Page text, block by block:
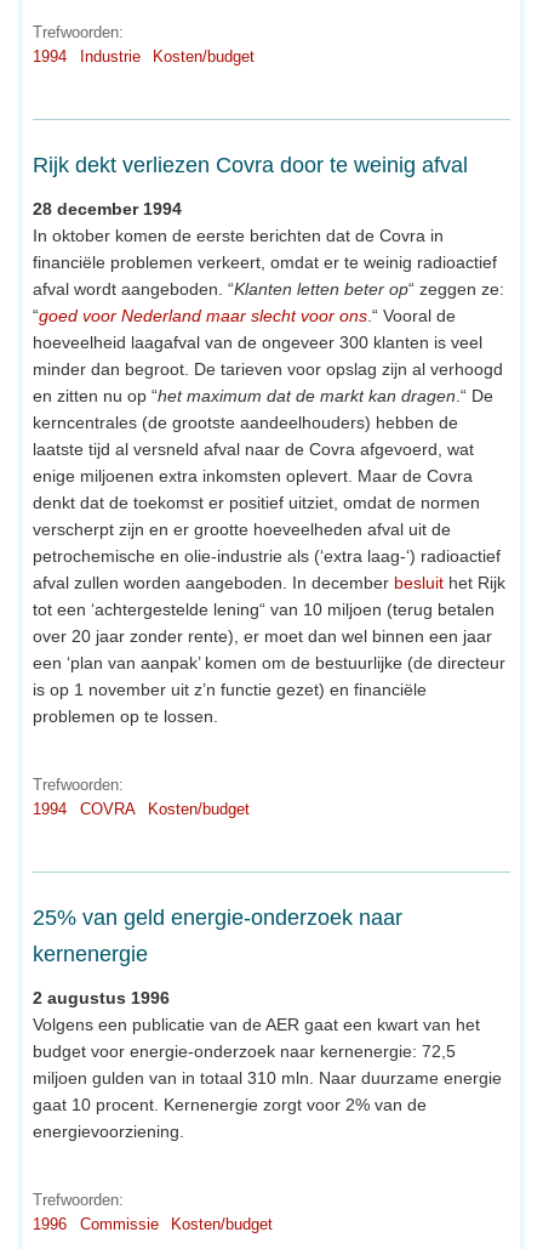
Trefwoorden:
1994
Industrie Kosten/budget
Rijk dekt verliezen Covra door te weinig afval
28 december 1994
In oktober komen de eerste berichten dat de Covra in
financiële problemen verkeert, omdat er te weinig radioactief
afval wordt aangeboden. “Klanten letten beter op“ zeggen ze:
“goed voor Nederland maar slecht voor ons .“ Vooral de
hoeveelheid laagafval van de ongeveer 300 klanten is veel
minder dan begroot. De tarieven voor opslag zijn al verhoogd
en zitten nu op “het maximum dat de markt kan dragen .“ De
kerncentrales (de grootste aandeelhouders) hebben de
laatste tijd al versneld afval naar de Covra afgevoerd, wat
enige miljoenen extra inkomsten oplevert. Maar de Covra
denkt dat de toekomst er positief uitziet, omdat de normen
verscherpt zijn en er grootte hoeveelheden afval uit de
petrochemische en olie-industrie als (‘extra laag-‘) radioactief
afval zullen worden aangeboden. In december besluit het Rijk
tot een ‘achtergestelde lening“ van 10 miljoen (terug betalen
over 20 jaar zonder rente), er moet dan wel binnen een jaar
een ‘plan van aanpak’ komen om de bestuurlijke (de directeur
is op 1 november uit z’n functie gezet) en financiële
problemen op te lossen.
Trefwoorden:
1994
COVRA Kosten/budget
25% van geld energie-onderzoek naar
kernenergie
2 augustus 1996
Volgens een publicatie van de AER gaat een kwart van het
budget voor energie-onderzoek naar kernenergie: 72,5
miljoen gulden van in totaal 310 mln. Naar duurzame energie
gaat 10 procent. Kernenergie zorgt voor 2% van de
energievoorziening.
Trefwoorden:
1996
Commissie Kosten/budget